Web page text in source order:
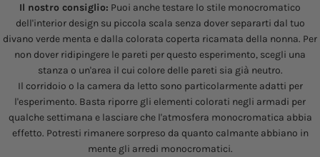
Il nostro consiglio: Puoi anche testare lo stile monocromatico
dell'interior design su piccola scala senza dover separarti dal tuo
divano verde menta e dalla colorata coperta ricamata della nonna. Per
non dover ridipingere le pareti per questo esperimento, scegli una
stanza o un'area il cui colore delle pareti sia già neutro.
Il corridoio o la camera da letto sono particolarmente adatti per
l'esperimento. Basta riporre gli elementi colorati negli armadi per
qualche settimana e lasciare che l'atmosfera monocromatica abbia
effetto. Potresti rimanere sorpreso da quanto calmante abbiano in
mente gli arredi monocromatici.